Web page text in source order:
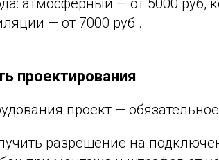
атмосферный — от 5000 руб,
— от 7000 руб .
проектирования
проект —
разрешение на